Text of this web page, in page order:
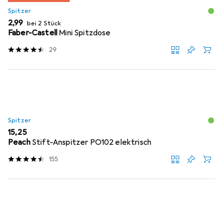
Spitzer
EUR
2,99 bei 2 Stück
Faber-Castell Mini Spitzdose
29
Spitzer
EUR
15,25
Peach Stift-Anspitzer PO102 elektrisch
155